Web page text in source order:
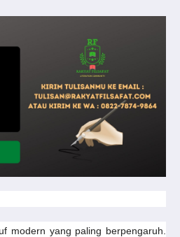
modern yang paling berpengaruh.